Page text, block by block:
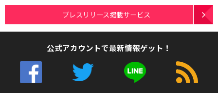
プレスリリース掲載サービス
公式アカウントで最新情報ゲット！